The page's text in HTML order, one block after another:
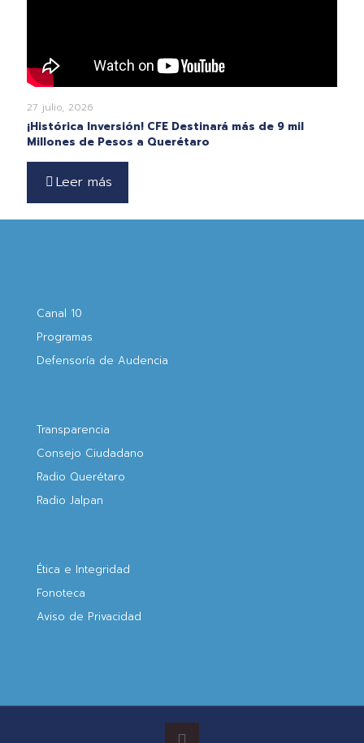
27 julio, 2026
¡Histórica Inversión! CFE Destinará más de 9 mil
Millones de Pesos a Querétaro
Leer más
Canal 10
Programas
Defensoría de Audencia
Transparencia
Consejo Ciudadano
Radio Querétaro
Radio Jalpan
Ética e Integridad
Fonoteca
Aviso de Privacidad